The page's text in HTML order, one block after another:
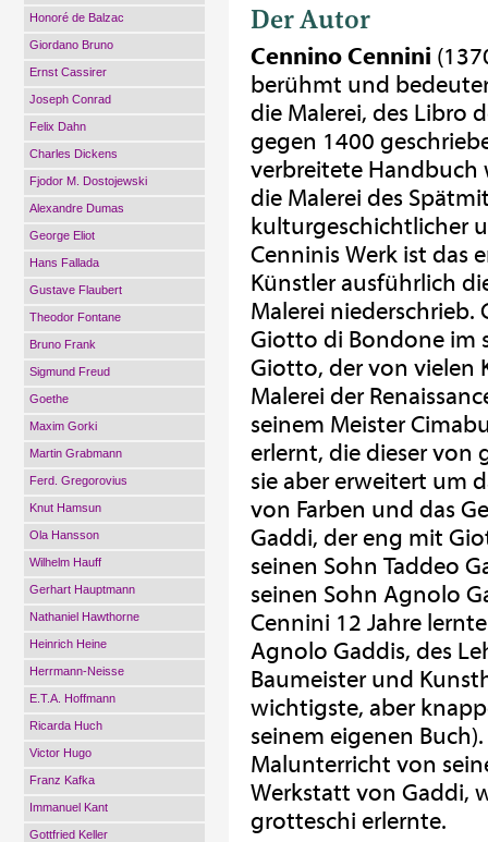
Honoré de Balzac
Giordano Bruno
Ernst Cassirer
Joseph Conrad
Felix Dahn
Charles Dickens
Fjodor M. Dostojewski
Alexandre Dumas
George Eliot
Hans Fallada
Gustave Flaubert
Theodor Fontane
Bruno Frank
Sigmund Freud
Goethe
Maxim Gorki
Martin Grabmann
Ferd. Gregorovius
Knut Hamsun
Ola Hansson
Wilhelm Hauff
Gerhart Hauptmann
Nathaniel Hawthorne
Heinrich Heine
Herrmann-Neisse
E.T.A. Hoffmann
Ricarda Huch
Victor Hugo
Franz Kafka
Immanuel Kant
Gottfried Keller
Der Autor
Cennino Cennini
berühmt und
die Malerei, des Libro
gegen 1400
verbreitete Handbuch
die Malerei des
kulturgeschichtlicher
Cenninis Werk ist das
Künstler ausführlich
Malerei
Giotto di Bondone im
Giotto, der von vielen
Malerei der
seinem Meister
erlernt, die dieser von
sie aber erweitert um
von Farben und das
Gaddi, der eng mit
seinen Sohn Taddeo
seinen Sohn Agnolo
Cennini 12 Jahre
Agnolo Gaddis, des
Baumeister und
wichtigste, aber
seinem eigenen
Malunterricht von
Werkstatt von Gaddi,
grotteschi erlernte.